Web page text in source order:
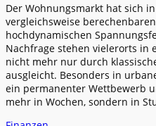
Der Wohnungsmarkt hat sich
vergleichsweise
hochdynamischen
Nachfrage stehen vielerorts in
nicht mehr nur durch
ausgleicht. Besonders in
ein permanenter Wettbewerb
mehr in Wochen, sondern in